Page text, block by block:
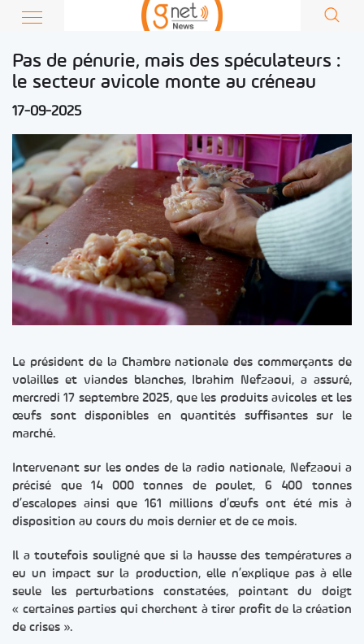
Pas de pénurie, mais des spéculateurs :
le secteur avicole monte au créneau
17-09-2025
Le président de la Chambre nationale des commerçants de
volailles et viandes blanches, Ibrahim Nefzaoui, a assuré,
mercredi 17 septembre 2025, que les produits avicoles et les
œufs sont disponibles en quantités suffisantes sur le
marché.
Intervenant sur les ondes de la radio nationale, Nefzaoui a
précisé que 14 000 tonnes de poulet, 6 400 tonnes
d’escalopes ainsi que 161 millions d’œufs ont été mis à
disposition au cours du mois dernier et de ce mois.
Il a toutefois souligné que si la hausse des températures a
eu un impact sur la production, elle n’explique pas à elle
seule les perturbations constatées, pointant du doigt
« certaines parties qui cherchent à tirer profit de la création
de crises ».